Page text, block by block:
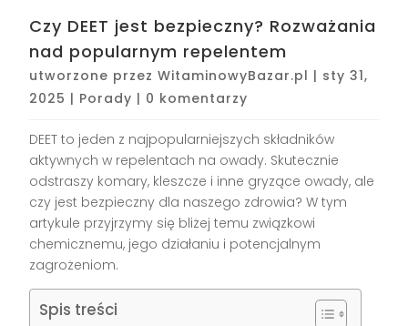
Czy DEET jest bezpieczny? Rozważania
nad popularnym repelentem
utworzone przezWitaminowyBazar.pl | sty 31,
2025 | Porady | 0 komentarzy
DEET to jeden z najpopularniejszych składników
aktywnych w repelentach na owady. Skutecznie
odstraszy komary, kleszcze i inne gryzące owady, ale
czy jest bezpieczny dla naszego zdrowia? W tym
artykule przyjrzymy się bliżej temu związkowi
chemicznemu, jego działaniu i potencjalnym
zagrożeniom.
Spis treści